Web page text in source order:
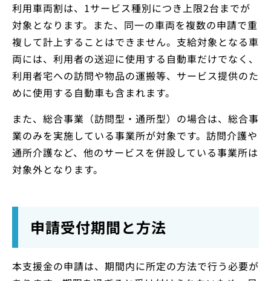
利用車両割は、1サービス種別につき上限2台までが
対象となります。また、同一の車両を複数の申請で重
複して計上することはできません。支給対象となる車
両には、利用者の送迎に使用する自動車だけでなく、
利用者宅への訪問や物品の運搬等、サービス提供のた
めに使用する自動車も含まれます。
また、総合事業（訪問型・通所型）の場合は、総合事
業のみを実施している事業所が対象です。訪問介護や
通所介護など、他のサービスを併設している事業所は
対象外となります。
申請受付期間と方法
本支援金の申請は、期間内に所定の方法で行う必要が